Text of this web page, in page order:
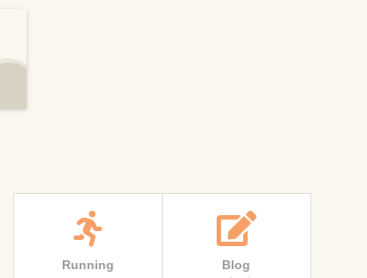
Running Blog